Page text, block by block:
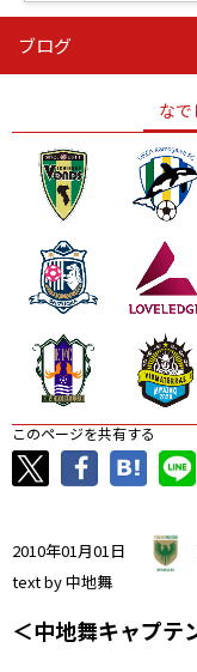
ニッパツ
ニッパツ
ブログ
な
このページを共有する
2010年01月01日
text by 中地舞
＜中地舞キャプテ